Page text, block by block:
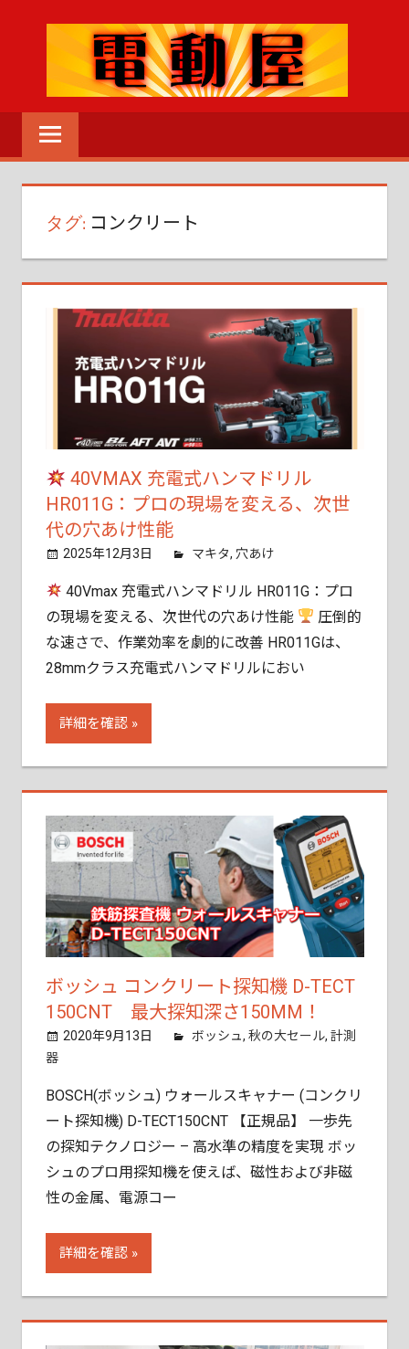
ツ
い。
MENU
タグ: コンクリート
40VMAX 充電式ハンマドリル
HR011G：プロの現場を変える、次世
代の穴あけ性能
2025年12月3日 tobita11
マキタ, 穴あけ
40Vmax 充電式ハンマドリル HR011G：プロ
の現場を変える、次世代の穴あけ性能
圧倒的
な速さで、作業効率を劇的に改善 HR011Gは、
28mmクラス充電式ハンマドリルにおい
詳細を確認
ボッシュ コンクリート探知機 D-TECT
150CNT 最大探知深さ150MM！
2020年9月13日 tobita11
ボッシュ, 秋の大セール, 計測
器
BOSCH(ボッシュ) ウォールスキャナー (コンクリ
ート探知機) D-TECT150CNT 【正規品】 一歩先
の探知テクノロジー – 高水準の精度を実現 ボッ
シュのプロ用探知機を使えば、磁性および非磁
性の金属、電源コー
詳細を確認